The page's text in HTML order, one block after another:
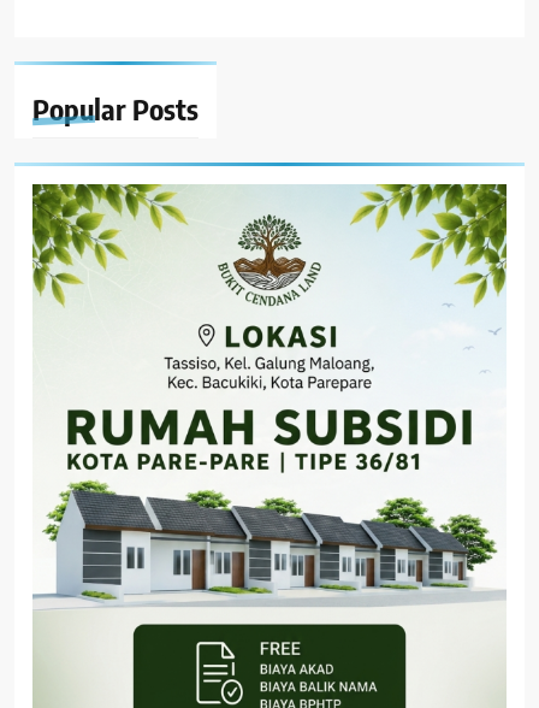
Popular Posts